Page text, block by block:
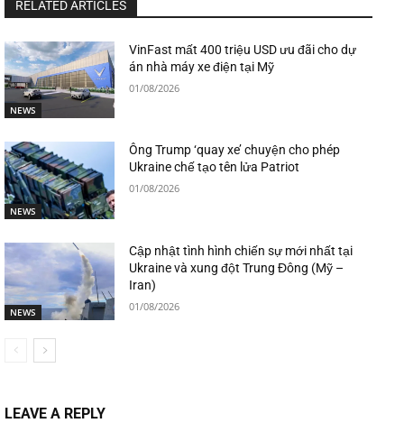
RELATED ARTICLES
NEWS
VinFast mất 400 triệu USD ưu đãi cho dự
án nhà máy xe điện tại Mỹ
01/08/2026
NEWS
Ông Trump ‘quay xe’ chuyện cho phép
Ukraine chế tạo tên lửa Patriot
01/08/2026
NEWS
Cập nhật tình hình chiến sự mới nhất tại
Ukraine và xung đột Trung Đông (Mỹ –
Iran)
01/08/2026
LEAVE A REPLY